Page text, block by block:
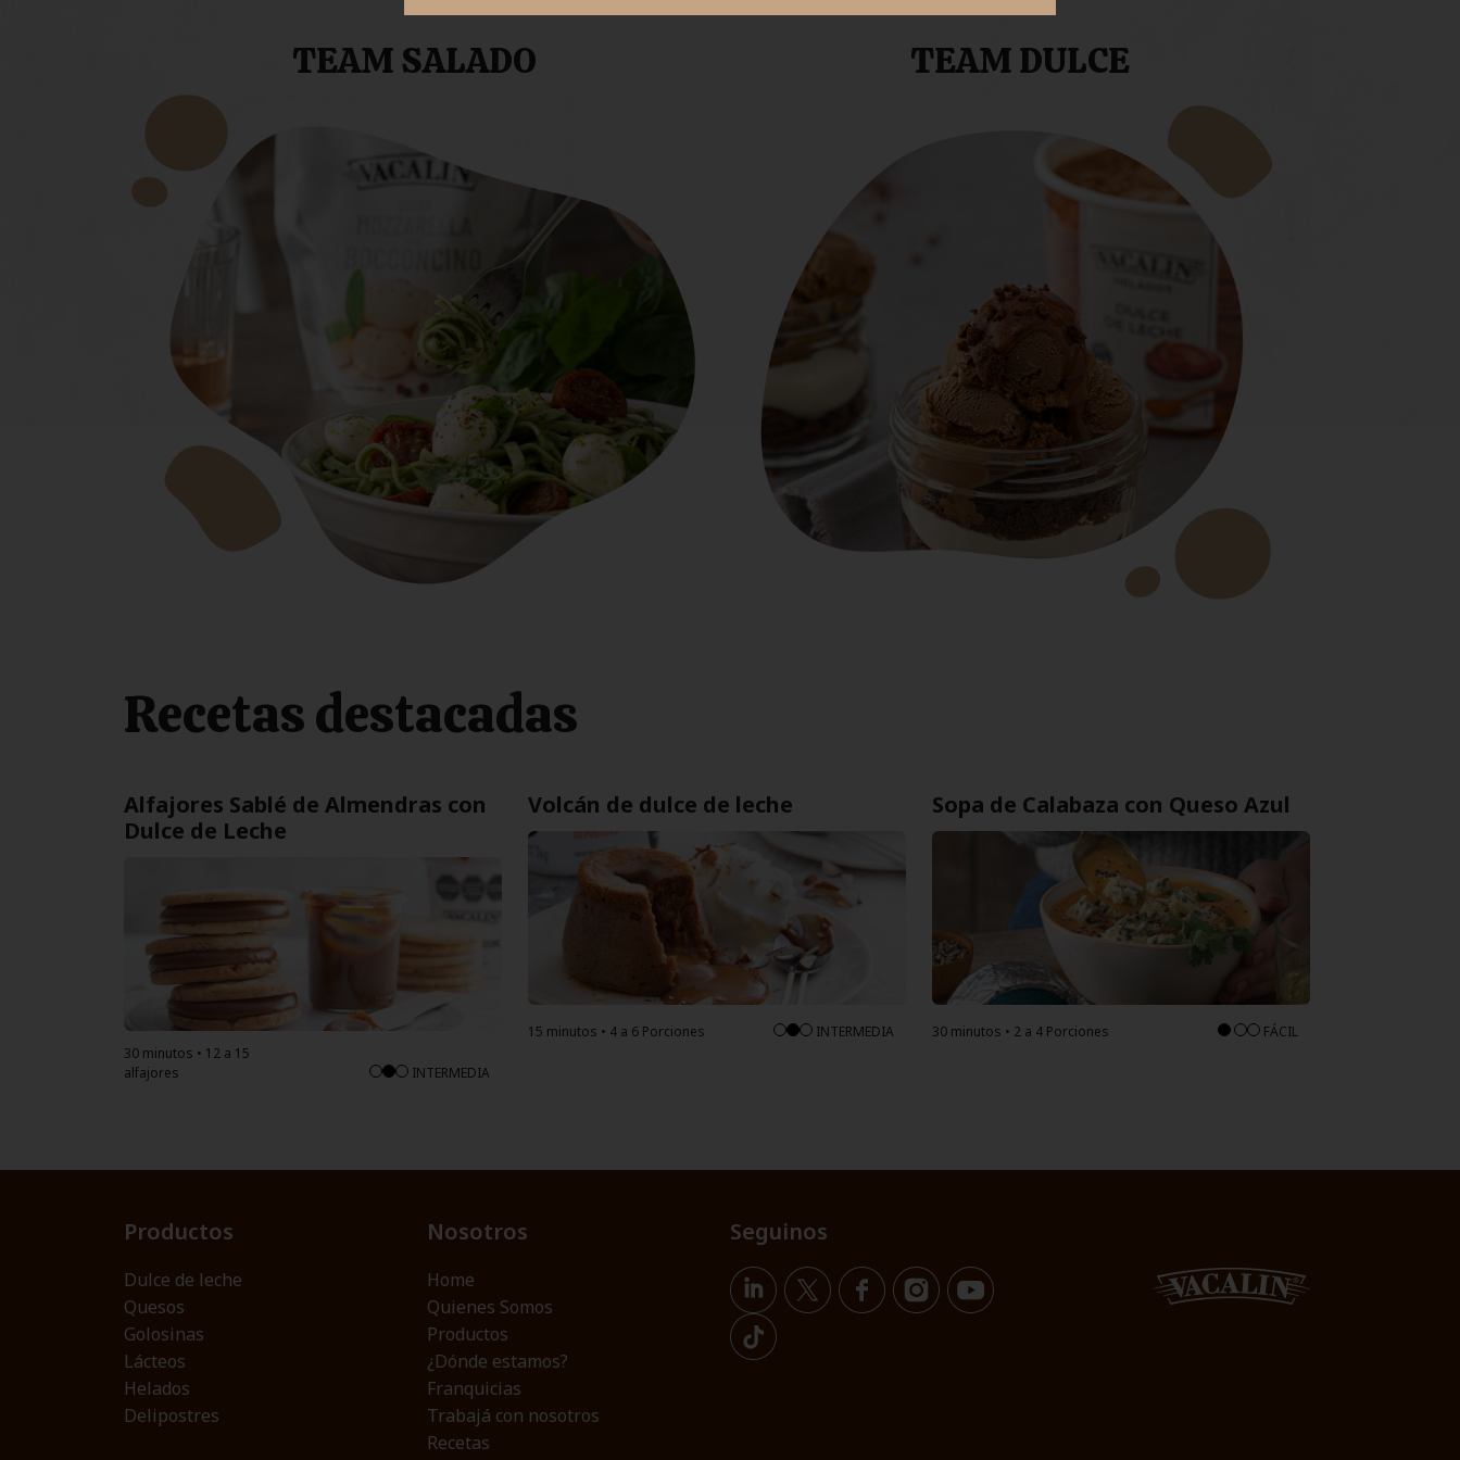
TEAM SALADO TEAM DULCE
Recetas destacadas
Alfajores Sablé de Almendras con
Dulce de Leche
30 minutos • 12 a 15
alfajores
INTERMEDIA
Volcán de dulce de leche
15 minutos • 4 a 6 Porciones INTERMEDIA
Sopa de Calabaza con Queso Azul
30 minutos • 2 a 4 Porciones FÁCIL
Productos
Dulce de leche
Quesos
Golosinas
Lácteos
Helados
Delipostres
Nosotros
Home
Quienes Somos
Productos
¿Dónde estamos?
Franquicias
Trabajá con nosotros
Recetas
Seguinos